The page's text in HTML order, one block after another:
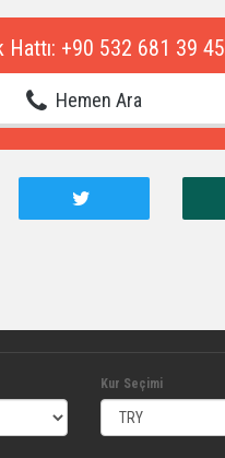
Hattı: +90 532 681 39 45
Hemen Ara
Kur Seçimi